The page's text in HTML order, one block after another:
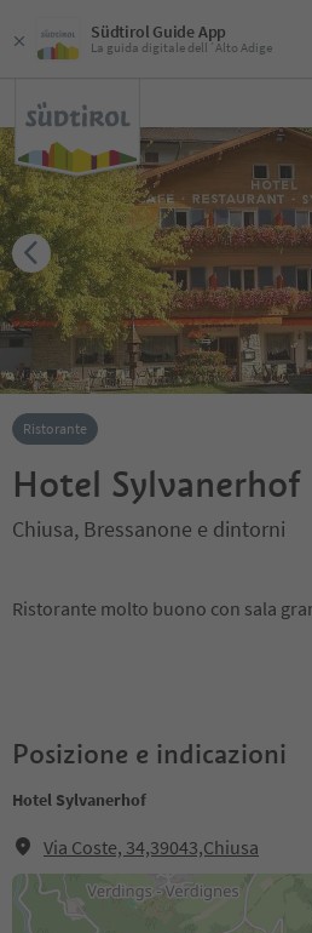
Südtirol Guide App
La guida digitale dell´Alto Adige
Ristorante
Hotel Sylvanerhof
Chiusa, Bressanone e dintorni
Ristorante molto buono con sala
Posizione e indicazioni
Hotel Sylvanerhof
Via Coste, 34,39043,Chiusa